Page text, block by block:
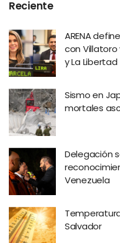
Reciente
ARENA
con Villatoro
y La Libertad
Sismo en
mortales
Delegación
Venezuela
Salvador